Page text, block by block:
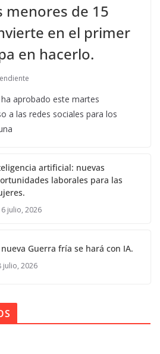
menores de 15
en el primer
en hacerlo.
aprobado este martes
a las redes sociales para los
artificial: nuevas
laborales para las
julio, 2026
nueva Guerra fría se hará con IA.
julio, 2026